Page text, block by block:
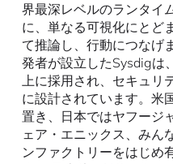
界最深レベルのランタイ
に、単なる可視化にとど
て推論し、行動につなげ
発者が設立したSysdigは
上に採用され、セキュリ
に設計されています。米
置き、日本ではヤフージ
ェア・エニックス、みん
ンファクトリーをはじめ